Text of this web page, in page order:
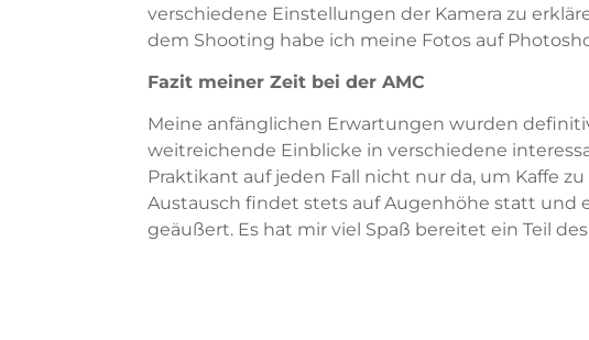
verschiedene Einstellungen der Kamera zu
dem Shooting habe ich meine Fotos auf
Fazit meiner Zeit bei der AMC
Meine anfänglichen Erwartungen wurden
weitreichende Einblicke in verschiedene
Praktikant auf jeden Fall nicht nur da, um Kaffe
Austausch findet stets auf Augenhöhe statt und
geäußert. Es hat mir viel Spaß bereitet ein Teil